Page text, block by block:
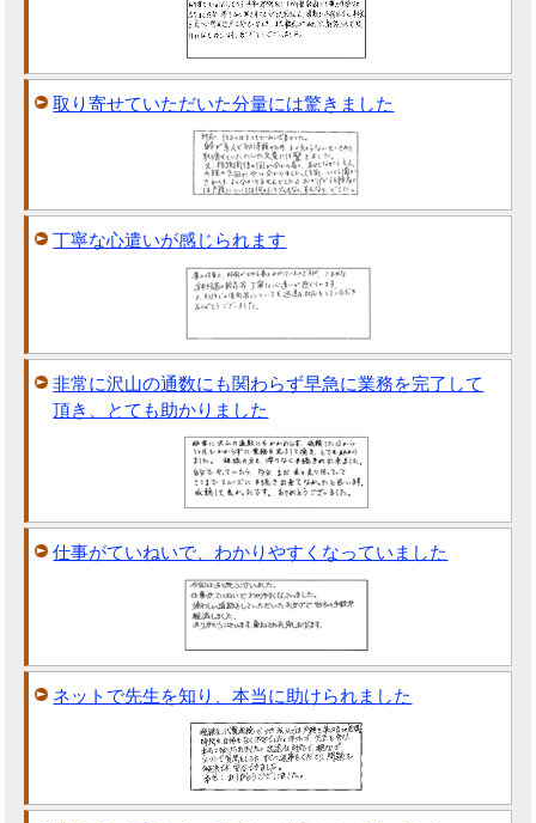
取り寄せていただいた分量には驚きました
丁寧な心遣いが感じられます
非常に沢山の通数にも関わらず早急に業務を完了して
頂き、とても助かりました
仕事がていねいで、わかりやすくなっていました
ネットで先生を知り、本当に助けられました